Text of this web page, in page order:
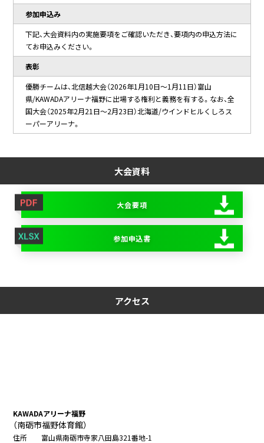
参加申込み
下記、大会資料内の実施要項をご確認いただき、要項内の申込方法に
てお申込みください。
表彰
優勝チームは、北信越大会（2026年1月10日～1月11日）富山
県/KAWADAアリーナ福野に出場する権利と義務を有する。なお、全
国大会（2025年2月21日～2月23日）北海道/ウインドヒルくしろス
ーパーアリーナ。
大会資料
大会要項
参加申込書
アクセス
KAWADAアリーナ福野
（南砺市福野体育館）
住所
富山県南砺市寺家八田島321番地-1